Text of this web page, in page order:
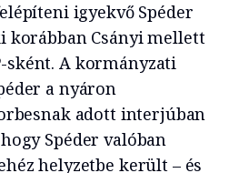
igyekvő Spéder
korábban Csányi mellett
sként. A kormányzati
a nyáron
adott interjúban
Spéder valóban
helyzetbe került – és